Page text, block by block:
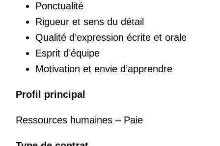
Ponctualité
Rigueur et sens du détail
Qualité d’expression écrite et orale
Esprit d’équipe
Motivation et envie d’apprendre
Profil principal
Ressources humaines – Paie